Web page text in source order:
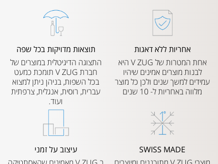
אחריות ללא דאגות
אחת המטרות של V ZUG היא
לבנות מוצרים אמינים שיהיו
עמידים למשך שנים ולכן כל מוצר
מלווה באחריות ל- 10 שנים
תוצאות מדויקות בכל שפה
התצוגה הדיגיטלית במוצרים של
חברת V ZUG תומכת כמעט
בכל השפות, בניהן ניתן למצוא
עברית, רוסית, אנגלית, צרפתית
ועוד.
SWISS MADE
עיצוב על זמני